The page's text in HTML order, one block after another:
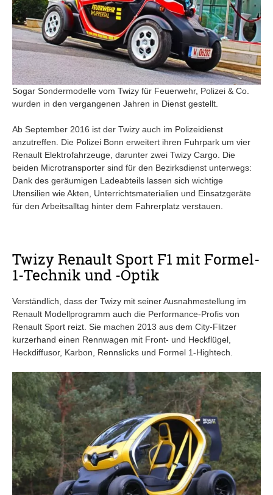
Sogar Sondermodelle vom Twizy für Feuerwehr, Polizei & Co.
wurden in den vergangenen Jahren in Dienst gestellt.
Ab September 2016 ist der Twizy auch im Polizeidienst
anzutreffen. Die Polizei Bonn erweitert ihren Fuhrpark um vier
Renault Elektrofahrzeuge, darunter zwei Twizy Cargo. Die
beiden Microtransporter sind für den Bezirksdienst unterwegs:
Dank des geräumigen Ladeabteils lassen sich wichtige
Utensilien wie Akten, Unterrichtsmaterialien und Einsatzgeräte
für den Arbeitsalltag hinter dem Fahrerplatz verstauen.
Twizy Renault Sport F1 mit Formel-
1-Technik und -Optik
Verständlich, dass der Twizy mit seiner Ausnahmestellung im
Renault Modellprogramm auch die Performance-Profis von
Renault Sport reizt. Sie machen 2013 aus dem City-Flitzer
kurzerhand einen Rennwagen mit Front- und Heckflügel,
Heckdiffusor, Karbon, Rennslicks und Formel 1-Hightech.